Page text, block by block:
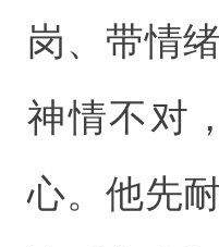
岗、带情
神情不对
心。他先